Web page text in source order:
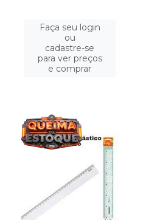
Faça seu login
ou
cadastre-se
para ver preços
e comprar